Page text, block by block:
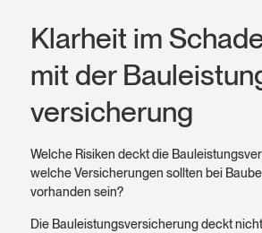
Klarheit im
mit der
versicherung
Welche Risiken deckt die
welche Versicherungen sollten bei
vorhanden sein?
Die Bauleistungs­versicherung deckt